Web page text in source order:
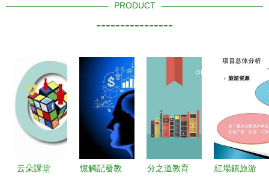
PRODUCT
----------------
云朵課堂
憶觸記發教
分之道教育
紅場鎮旅游